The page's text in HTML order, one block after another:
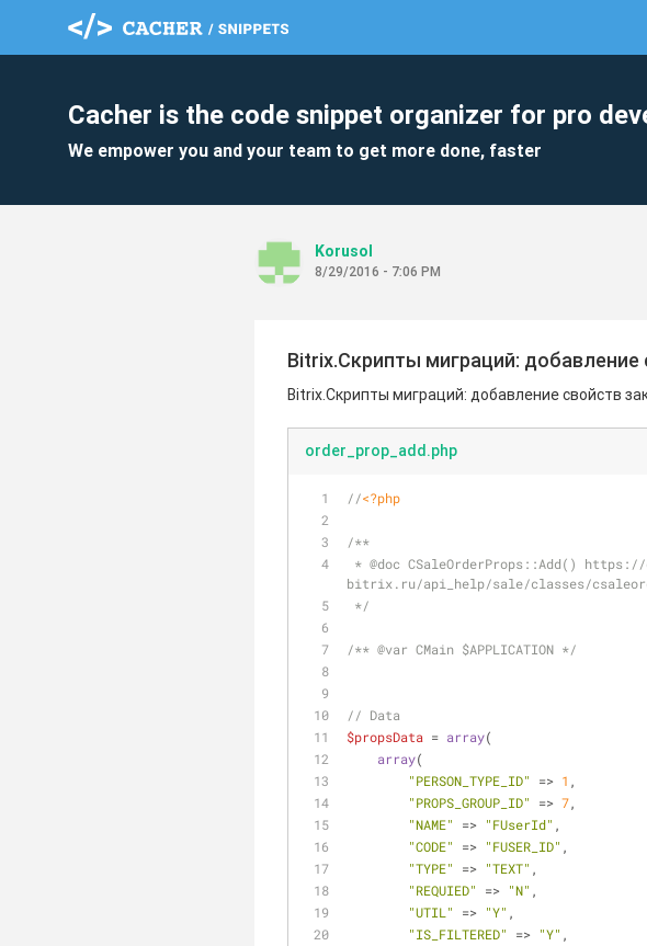
Cacher is the code snippet organizer for pro
We empower you and your team to get more done, faster
Korusol
8/29/2016 - 7:06 PM
Bitrix.Скрипты миграций: добавление
Bitrix.Скрипты миграций: добавление свойств
order_prop_add.php
//<?php
/**
* @doc CSaleOrderProps::Add()
bitrix.ru/api_help/sale/classes/
*/
/** @var CMain $APPLICATION */
// Data
$propsData = array(
array(
"PERSON_TYPE_ID"
=> 1 ,
"PROPS_GROUP_ID"
=> 7,
"NAME"
=> "FUserId" ,
"CODE"
=> "FUSER_ID" ,
"TYPE"
=> "TEXT" ,
"REQUIED"
=> "N" ,
"UTIL"
=> "Y" ,
"IS_FILTERED"
=> "Y" ,